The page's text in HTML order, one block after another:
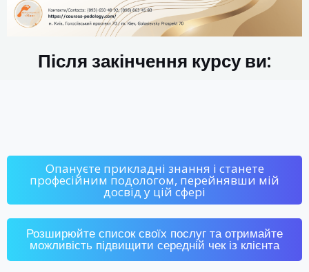
Після закінчення курсу ви:
Опануєте прикладні знання і станете
професійним подологом, перейнявши мій
досвід у цій сфері
Розширюйте список своїх послуг та отримайте
можливість підвищити середній чек із клієнта